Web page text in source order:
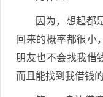
因为，想起都
回来的概率都很小
朋友也不会找我借
而且能找到我借钱